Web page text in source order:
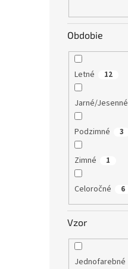
Obdobie
Letné 12
Jarné/Jesenné
Podzimné 3
Zimné 1
Celoročné 6
Vzor
Jednofarebné